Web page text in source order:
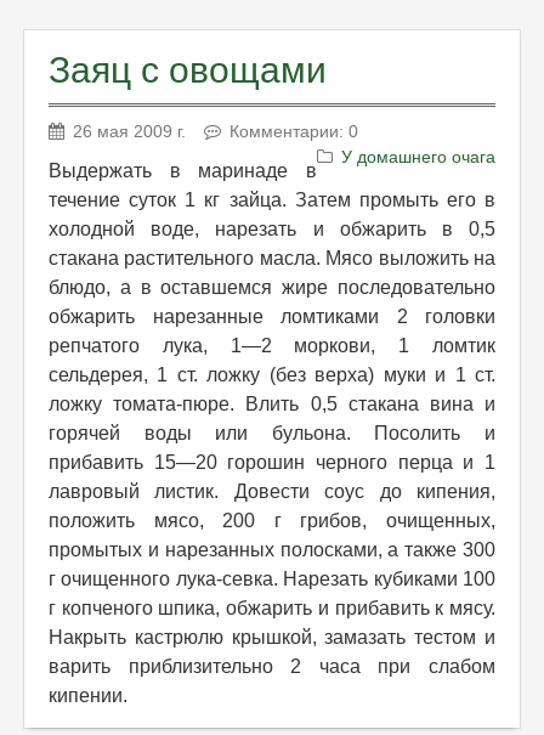
Заяц с овощами
26 мая 2009 г.
Комментарии: 0
У домашнего очага
Выдержать в маринаде в
течение суток 1 кг зайца. Затем промыть его в
холодной воде, нарезать и обжарить в 0,5
стакана растительного масла. Мясо выложить на
блюдо, а в оставшемся жире последовательно
обжарить нарезанные ломтиками 2 головки
репчатого лука, 1—2 моркови, 1 ломтик
сельдерея, 1 ст. ложку (без верха) муки и 1 ст.
ложку томата-пюре. Влить 0,5 стакана вина и
горячей воды или бульона. Посолить и
прибавить 15—20 горошин черного перца и 1
лавровый листик. Довести соус до кипения,
положить мясо, 200 г грибов, очищенных,
промытых и нарезанных полосками, а также 300
г очищенного лука-севка. Нарезать кубиками 100
г копченого шпика, обжарить и прибавить к мясу.
Накрыть кастрюлю крышкой, замазать тестом и
варить приблизительно 2 часа при слабом
кипении.